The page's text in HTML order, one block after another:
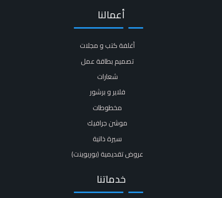
أعمالنا
أغلفة كتب و مجلات​
تصميم بطاقة عمل
شعارات
فلاير و برشور​
مخطوطات
موشن جرافيك​
سيرة ذاتية​
عروض تقديمية (بوربوينت)​
خدماتنا